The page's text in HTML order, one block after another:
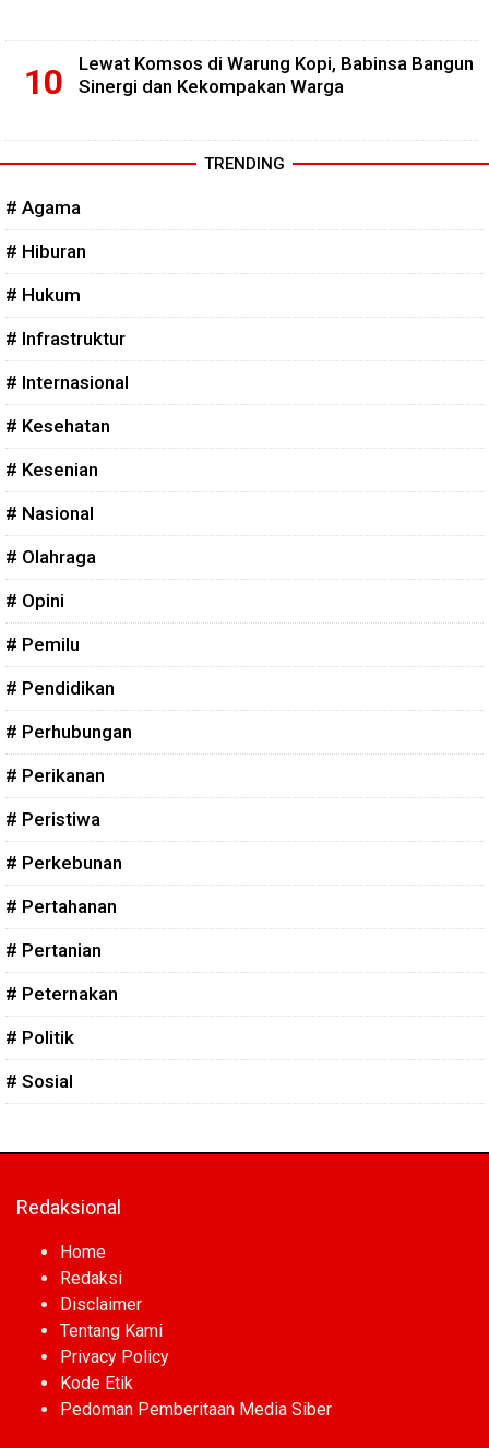
Lewat Komsos di Warung Kopi, Babinsa Bangun
Sinergi dan Kekompakan Warga
TRENDING
# Agama
# Hiburan
# Hukum
# Infrastruktur
# Internasional
# Kesehatan
# Kesenian
# Nasional
# Olahraga
# Opini
# Pemilu
# Pendidikan
# Perhubungan
# Perikanan
# Peristiwa
# Perkebunan
# Pertahanan
# Pertanian
# Peternakan
# Politik
# Sosial
Redaksional
Home
Redaksi
Disclaimer
Tentang Kami
Privacy Policy
Kode Etik
Pedoman Pemberitaan Media Siber